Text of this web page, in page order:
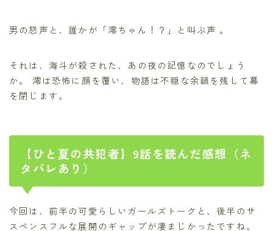
男の怒声と、誰かが「澪ちゃん！？」と叫ぶ声 。
それは、海斗が殺された、あの夜の記憶なのでしょう
か。 澪は恐怖に顔を覆い、物語は不穏な余韻を残して幕
を閉じます。
【ひと夏の共犯者】9話を読んだ感想（ネ
タバレあり）
今回は、前半の可愛らしいガールズトークと、後半のサ
スペンスフルな展開のギャップが凄まじかったですね。